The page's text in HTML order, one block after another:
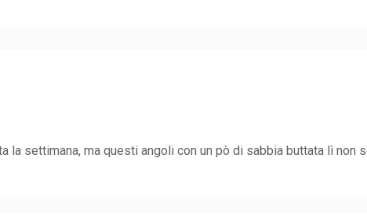
la settimana, ma questi angoli con un pò di sabbia buttata lì